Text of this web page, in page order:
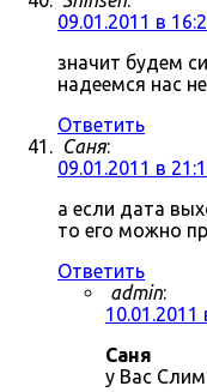
09.01.2011 в
значит будем
надеемся нас
Ответить
Саня:
09.01.2011 в
а если дата
то его можно
Ответить
admin:
10.01.2011
Саня
у Вас Слим